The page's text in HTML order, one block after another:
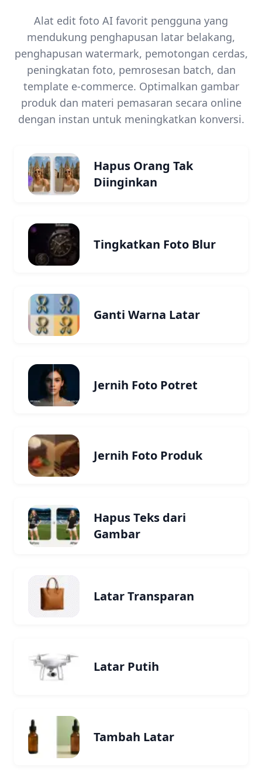
Alat edit foto AI favorit pengguna yang
mendukung penghapusan latar belakang,
penghapusan watermark, pemotongan cerdas,
peningkatan foto, pemrosesan batch, dan
template e-commerce. Optimalkan gambar
produk dan materi pemasaran secara online
dengan instan untuk meningkatkan konversi.
Hapus Orang Tak
Diinginkan
Tingkatkan Foto Blur
Ganti Warna Latar
Jernih Foto Potret
Jernih Foto Produk
Hapus Teks dari
Gambar
Latar Transparan
Latar Putih
Tambah Latar